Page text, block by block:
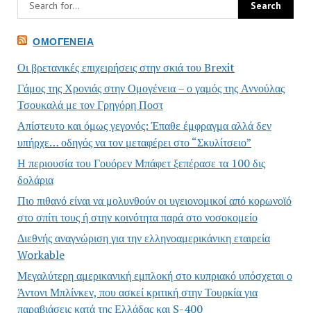
ΟΜΟΓΈΝΕΙΑ
Οι βρετανικές επιχειρήσεις στην σκιά του Brexit
Γάμος της Χρονιάς στην Ομογένεια – ο γαμός της Αννούλας
Τσουκαλά με τον Γρηγόρη Ποστ
Απίστευτο και όμως γεγονός: Έπαθε έμφραγμα αλλά δεν
υπήρχε… οδηγός να τον μεταφέρει στο “Σκυλίτσειο”
Η περιουσία του Γουόρεν Μπάφετ ξεπέρασε τα 100 δις
δολάρια
Πιο πιθανό είναι να μολυνθούν οι υγειονομικοί από κορωνοϊό
στο σπίτι τους ή στην κοινότητα παρά στο νοσοκομείο
Διεθνής αναγνώριση για την ελληνοαμερικάνικη εταιρεία
Workable
Μεγαλύτερη αμερικανική εμπλοκή στο κυπριακό υπόσχεται ο
Άντονι Μπλίνκεν, που ασκεί κριτική στην Τουρκία για
παραβιάσεις κατά της Ελλάδας και S-400